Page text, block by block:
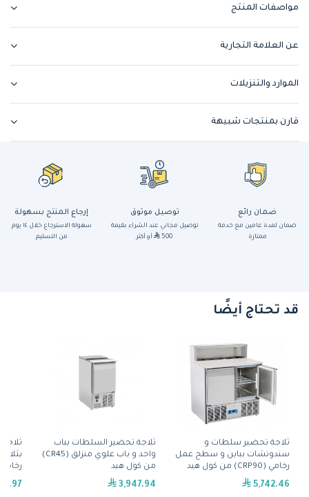
مواصفات المنتج
عن العلامة التجارية
الموارد والتنزيلات
قارن بمنتجات شبيهة
ضمان رائع
ضمان لمدة عامين مع خدمة
ممتازة
توصيل موثوق
توصيل مجاني عند الشراء بقيمة
500
أو أكثر
إرجاع المنتج بسهولة
سهولة الاسترجاع خلال ١٤ يوم
من التسليم
قد تحتاج أيضًا
ثلاجة تحضير سلطات و
سندوتشات بباين و سطح عمل
رخامي (CRP90) من كول هيد
5,742.46
ثلاجة تحضير السلطات بباب
واحد و باب علوي منزلق (CR45)
من كول هيد
3,947.94
(CRM93A) من كول هيد